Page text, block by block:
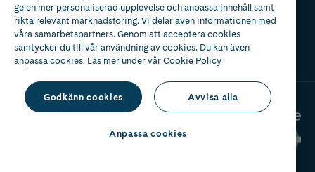
2024
ge en mer personaliserad upplevelse och anpassa innehåll samt
rikta relevant marknadsföring. Vi delar även informationen med
våra samarbetspartners. Genom att acceptera cookies
samtycker du till vår användning av cookies. Du kan även
anpassa cookies. Läs mer under vårCookie Policy
Godkänn cookies Avvisa alla
Anpassa cookies